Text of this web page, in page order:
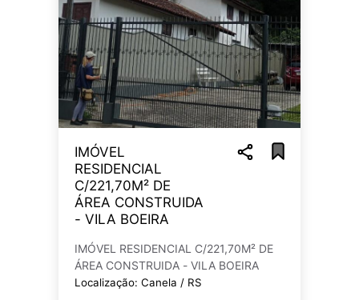
IMÓVEL
RESIDENCIAL
C/221,70M² DE
ÁREA CONSTRUIDA
- VILA BOEIRA
IMÓVEL RESIDENCIAL C/221,70M² DE
ÁREA CONSTRUIDA - VILA BOEIRA
Localização: Canela / RS